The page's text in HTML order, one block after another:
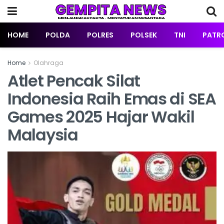
HOME POLDA POLRES POLSEK TNI
Home Olahraga
Atlet Pencak Silat
Indonesia Raih Emas di SEA
Games 2025 Hajar Wakil
Malaysia